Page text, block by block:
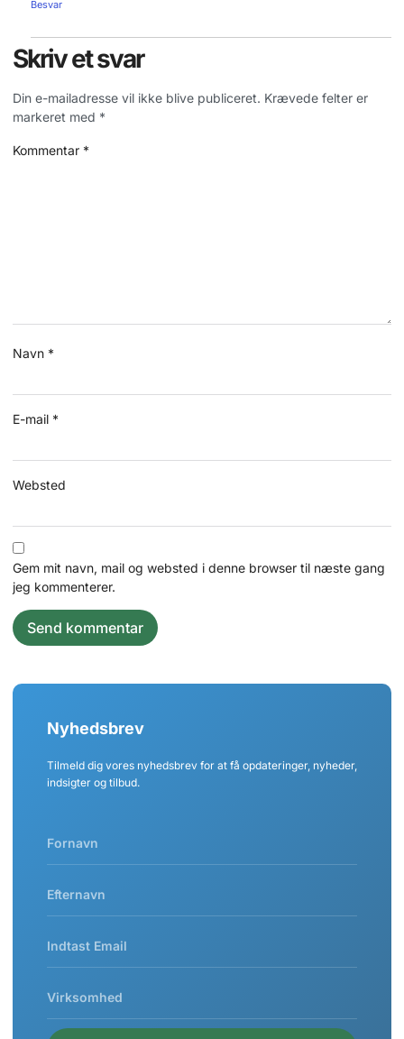
Besvar
Skriv et svar
Din e-mailadresse vil ikke blive publiceret. Krævede felter er
markeret med *
Kommentar *
Navn *
E-mail *
Websted
Gem mit navn, mail og websted i denne browser til næste gang
jeg kommenterer.
Nyhedsbrev
Tilmeld dig vores nyhedsbrev for at få opdateringer, nyheder,
indsigter og tilbud.